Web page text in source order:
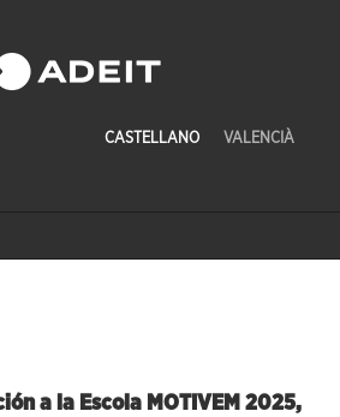
CASTELLANO VALENCIÀ
a la Escola MOTIVEM 2025,